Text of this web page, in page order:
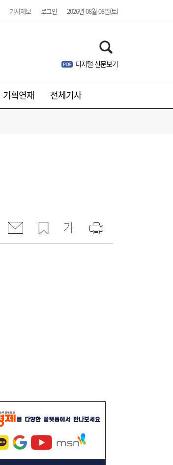
기사제보 로그인 2026년 08월 08일(토)
디지털 신문보기
기획연재 전체기사